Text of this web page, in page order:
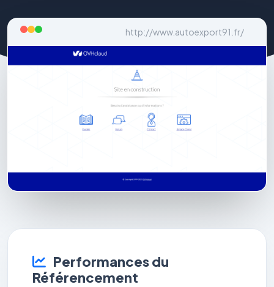
http://www.autoexport91.fr/
Performances du
Référencement